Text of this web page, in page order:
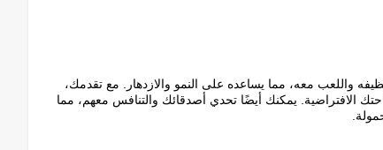
واللعب معه، مما يساعده على النمو والازدهار. مع تقدمك،
الافتراضية. يمكنك أيضًا تحدي أصدقائك والتنافس معهم، مما